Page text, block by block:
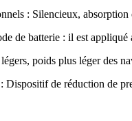
: Silencieux,
de batterie : il est
poids plus léger des
Dispositif de réduction de